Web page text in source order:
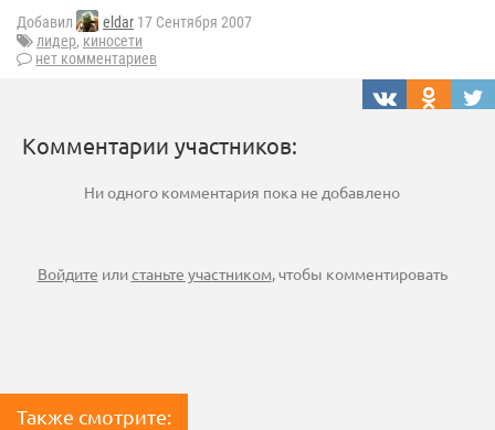
Добавил eldar 17 Сентября 2007
лидер, киносети
нет комментариев
Комментарии участников:
Ни одного комментария пока не добавлено
Войдите илистаньте участником, чтобы комментировать
Также смотрите: